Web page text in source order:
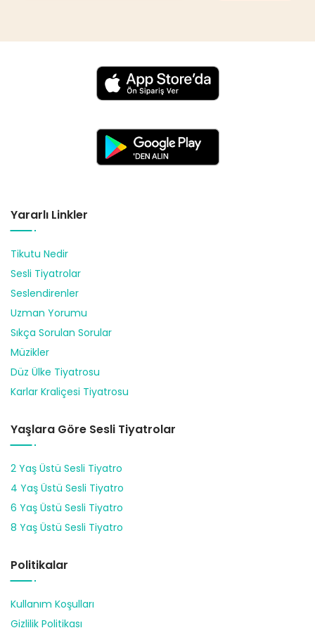
Yararlı Linkler
Tikutu Nedir
Sesli Tiyatrolar
Seslendirenler
Uzman Yorumu
Sıkça Sorulan Sorular
Müzikler
Düz Ülke Tiyatrosu
Karlar Kraliçesi Tiyatrosu
Yaşlara Göre Sesli Tiyatrolar
2 Yaş Üstü Sesli Tiyatro
4 Yaş Üstü Sesli Tiyatro
6 Yaş Üstü Sesli Tiyatro
8 Yaş Üstü Sesli Tiyatro
Politikalar
Kullanım Koşulları
Gizlilik Politikası